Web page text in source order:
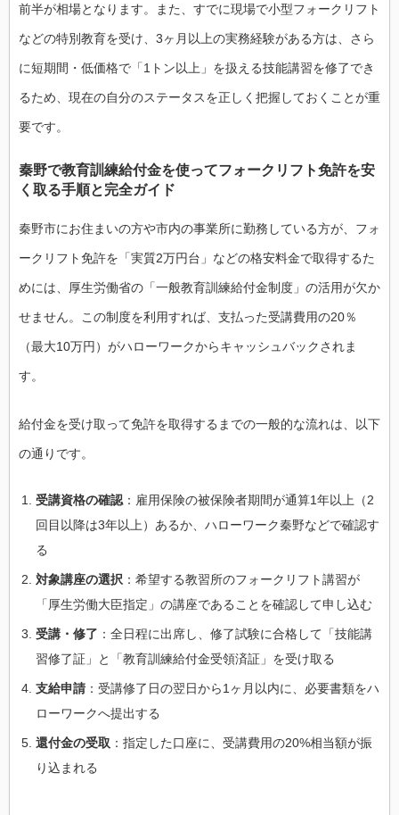
前半が相場となります。また、すでに現場で小型フォークリフト
などの特別教育を受け、3ヶ月以上の実務経験がある方は、さら
に短期間・低価格で「1トン以上」を扱える技能講習を修了でき
るため、現在の自分のステータスを正しく把握しておくことが重
要です。
秦野で教育訓練給付金を使ってフォークリフト免許を安
く取る手順と完全ガイド
秦野市にお住まいの方や市内の事業所に勤務している方が、フォ
ークリフト免許を「実質2万円台」などの格安料金で取得するた
めには、厚生労働省の「一般教育訓練給付金制度」の活用が欠か
せません。この制度を利用すれば、支払った受講費用の20％
（最大10万円）がハローワークからキャッシュバックされま
す。
給付金を受け取って免許を取得するまでの一般的な流れは、以下
の通りです。
受講資格の確認 ：雇用保険の被保険者期間が通算1年以上（2
回目以降は3年以上）あるか、ハローワーク秦野などで確認す
る
対象講座の選択 ：希望する教習所のフォークリフト講習が
「厚生労働大臣指定」の講座であることを確認して申し込む
受講・修了 ：全日程に出席し、修了試験に合格して「技能講
習修了証」と「教育訓練給付金受領済証」を受け取る
支給申請 ：受講修了日の翌日から1ヶ月以内に、必要書類をハ
ローワークへ提出する
還付金の受取 ：指定した口座に、受講費用の20%相当額が振
り込まれる